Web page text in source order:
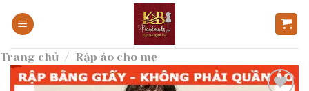
qua
dung
Trang chủ / Rập áo cho mẹ